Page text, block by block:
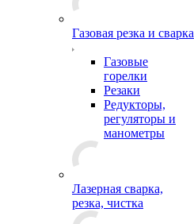
Газовая резка и сварка
Газовые
горелки
Резаки
Редукторы,
регуляторы и
манометры
Лазерная сварка,
резка, чистка